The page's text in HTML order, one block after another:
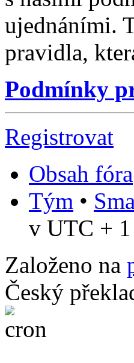
ujednáními.
pravidla,
Podmínky
Registrovat
Obsah fóra
Tým •
v UTC +
Založeno na
Český